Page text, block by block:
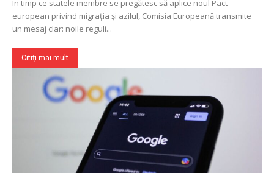
În timp ce statele membre se pregătesc să aplice noul Pact
european privind migrația și azilul, Comisia Europeană transmite
un mesaj clar: noile reguli...
Citiți mai mult